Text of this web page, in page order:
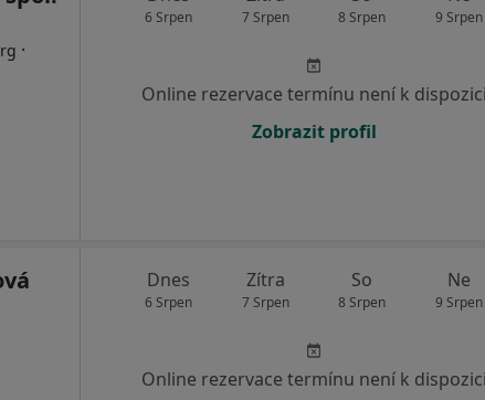
·
6 Srpen 7 Srpen 8 Srpen 9 Srpen
Online rezervace termínu není k dispozici
Zobrazit profil
Dnes
6 Srpen
Zítra
7 Srpen
So
8 Srpen
Ne
9 Srpen
Online rezervace termínu není k dispozici